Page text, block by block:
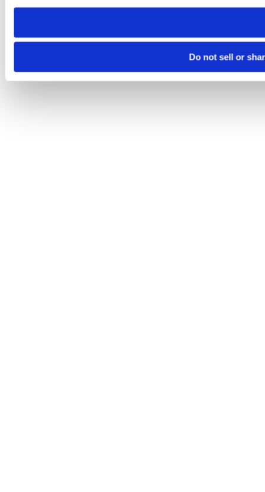
need to be set again.
Do not sell or